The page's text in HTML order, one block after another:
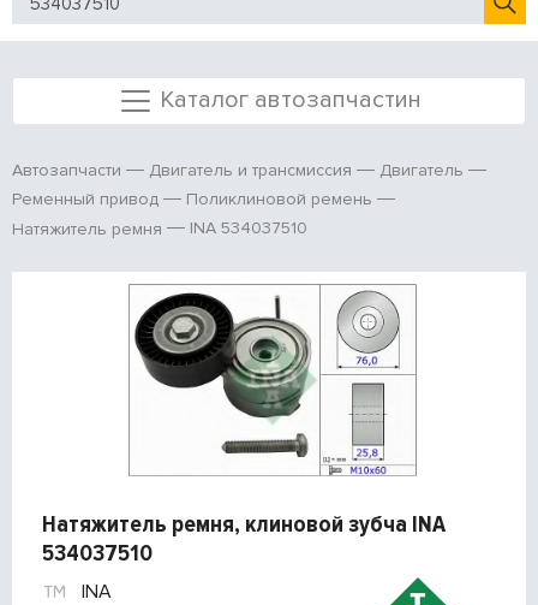
Каталог автозапчастин
Автозапчасти Двигатель и трансмиссия
Двигатель
Ременный привод
Поликлиновой ремень
Натяжитель ремня
INA 534037510
Натяжитель ремня, клиновой зубча INA
534037510
INA